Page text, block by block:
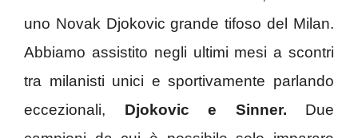
uno Novak Djokovic grande tifoso del Milan.
Abbiamo assistito negli ultimi mesi a scontri
tra milanisti unici e sportivamente parlando
eccezionali, Djokovic e Sinner. Due